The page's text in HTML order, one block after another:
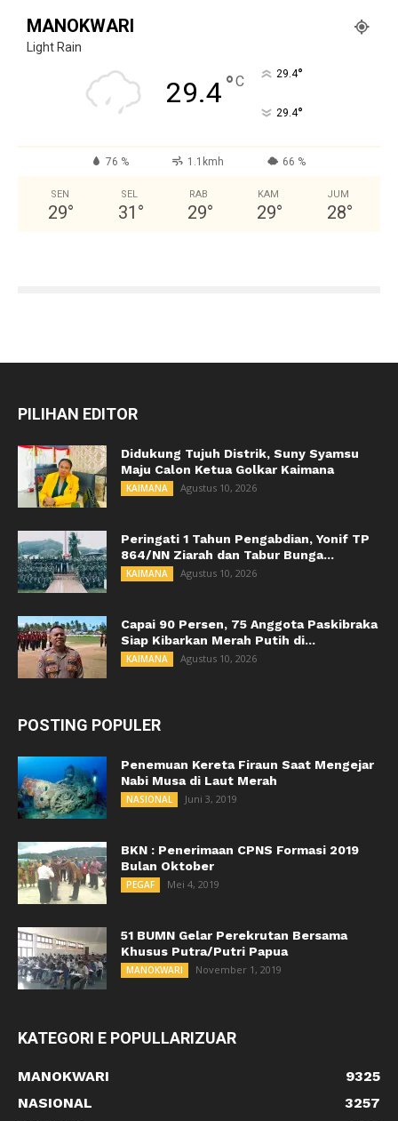
MANOKWARI
Light Rain
29.4°C 29.4°
29.4°
76 % 1.1kmh 66 %
SEN
29°
SEL
31 °
RAB
29°
KAM
29°
JUM
28°
PILIHAN EDITOR
Didukung Tujuh Distrik, Suny Syamsu
Maju Calon Ketua Golkar Kaimana
KAIMANA Agustus 10, 2026
Peringati 1 Tahun Pengabdian, Yonif TP
864/NN Ziarah dan Tabur Bunga...
KAIMANA Agustus 10, 2026
Capai 90 Persen, 75 Anggota Paskibraka
Siap Kibarkan Merah Putih di...
KAIMANA Agustus 10, 2026
POSTING POPULER
Penemuan Kereta Firaun Saat Mengejar
Nabi Musa di Laut Merah
NASIONAL Juni 3, 2019
BKN : Penerimaan CPNS Formasi 2019
Bulan Oktober
PEGAF Mei 4, 2019
51 BUMN Gelar Perekrutan Bersama
Khusus Putra/Putri Papua
MANOKWARI November 1, 2019
KATEGORI E POPULLARIZUAR
MANOKWARI
9325
NASIONAL
3257